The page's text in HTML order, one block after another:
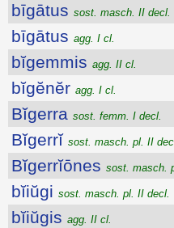
bīgātus sost. masch. II decl.
bīgātus agg. I cl.
bĭgemmis agg. II cl.
bĭgĕnĕr agg. I cl.
Bĭgerra sost. femm. I decl.
Bĭgerrĭ sost. masch. pl. II
Bĭgerrĭōnes sost. masch.
bĭiŭgi sost. masch. pl. II decl.
bĭiŭgis agg. II cl.